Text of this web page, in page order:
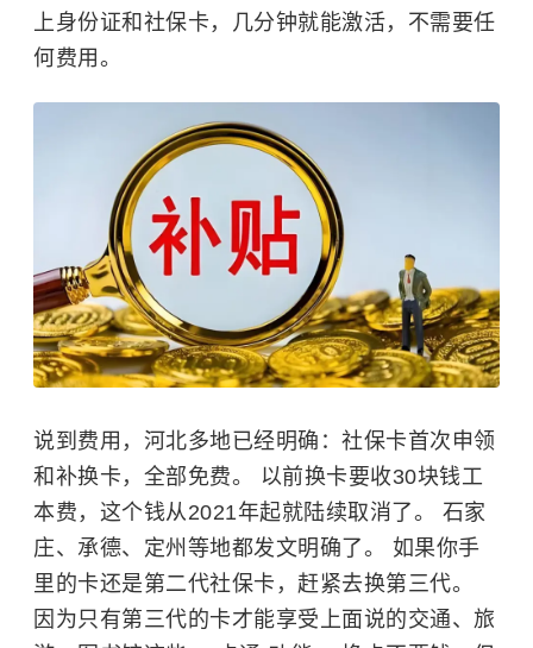
上身份证和社保卡，几分钟就能激活，不需要任
何费用。
说到费用，河北多地已经明确：社保卡首次申领
和补换卡，全部免费。 以前换卡要收30块钱工
本费，这个钱从2021年起就陆续取消了。 石家
庄、承德、定州等地都发文明确了。 如果你手
里的卡还是第二代社保卡，赶紧去换第三代。
因为只有第三代的卡才能享受上面说的交通、旅